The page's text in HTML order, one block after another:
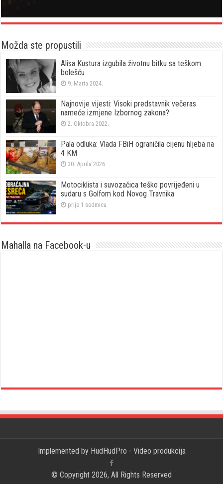
Možda ste propustili
Alisa Kustura izgubila životnu bitku sa teškom
bolešću
9. Marta 2024.
Najnovije vijesti: Visoki predstavnik večeras
nameće izmjene Izbornog zakona?
2. Oktobra 2022.
Pala odluka: Vlada FBiH ograničila cijenu hljeba na
4 KM
30. Aprila 2026.
Motociklista i suvozačica teško povrijeđeni u
sudaru s Golfom kod Novog Travnika
prije 1 sedmica
Mahalla na Facebook-u
Implemented by HudHudPro - Video produkcija
© Copyright 2026, All Rights Reserved